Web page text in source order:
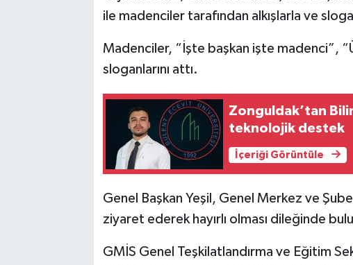
ile madenciler tarafından alkışlarla ve
Madenciler, “İşte başkan işte madenci”,
sloganlarını attı.
Zonguldak’tan
teknolojik destek
İçeriği Görüntüle
Genel Başkan Yeşil, Genel Merkez ve
ziyaret ederek hayırlı olması dileğinde
GMİS Genel Teşkilatlandırma ve Eğitim